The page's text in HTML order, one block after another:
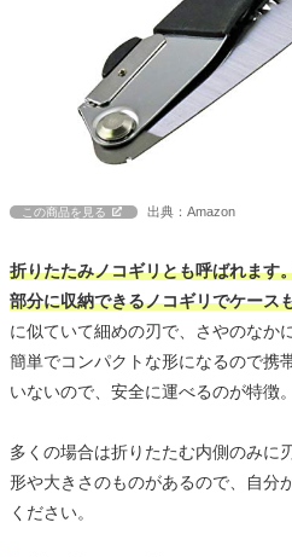
この商品を見る 出典：Amazon
折りたたみノコギリとも呼ばれます
部分に収納できるノコギリでケース
に似ていて細めの刃で、さやのなか
簡単でコンパクトな形になるので携
いないので、安全に運べるのが特徴。
多くの場合は折りたたむ内側のみに
形や大きさのものがあるので、自分
ください。